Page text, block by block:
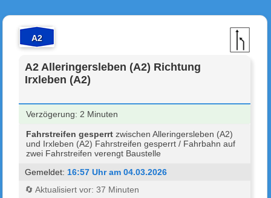
A2
A2 Alleringersleben (A2) Richtung
Irxleben (A2)
Verzögerung: 2 Minuten
Fahrstreifen gesperrt zwischen Alleringersleben (A2)
und Irxleben (A2) Fahrstreifen gesperrt / Fahrbahn auf
zwei Fahrstreifen verengt Baustelle
Gemeldet: 16:57 Uhr am 04.03.2026
🔄 Aktualisiert vor: 37 Minuten